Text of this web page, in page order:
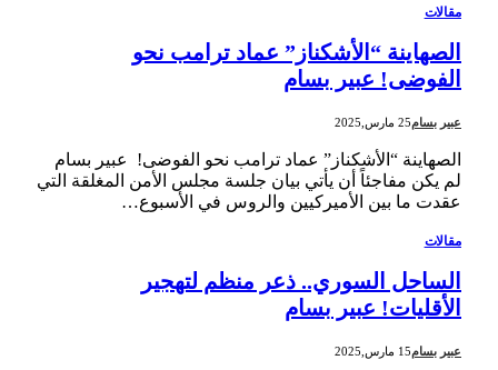
مقالات
الصهاينة “الأشكناز” عماد ترامب نحو
الفوضى! عبير بسام
عبير بسام25 مارس,2025
الصهاينة “الأشكناز” عماد ترامب نحو الفوضى! عبير بسام
لم يكن مفاجئاً أن يأتي بيان جلسة مجلس الأمن المغلقة التي
عقدت ما بين الأميركيين والروس في الأسبوع…
مقالات
الساحل السوري.. ذعر منظم لتهجير
الأقليات! عبير بسام
عبير بسام15 مارس,2025